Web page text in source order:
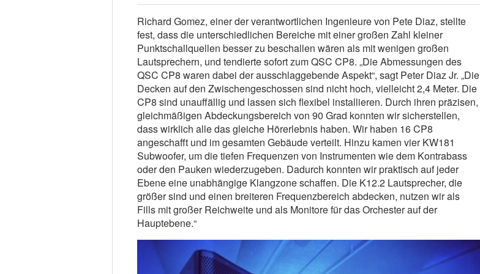
Richard Gomez, einer der verantwortlichen Ingenieure von Pete Diaz, stellte
fest, dass die unterschiedlichen Bereiche mit einer großen Zahl kleiner
Punktschallquellen besser zu beschallen wären als mit wenigen großen
Lautsprechern, und tendierte sofort zum QSC CP8. „Die Abmessungen des
QSC CP8 waren dabei der ausschlaggebende Aspekt“, sagt Peter Diaz Jr. „Die
Decken auf den Zwischengeschossen sind nicht hoch, vielleicht 2,4 Meter. Die
CP8 sind unauffällig und lassen sich flexibel installieren. Durch ihren präzisen,
gleichmäßigen Abdeckungsbereich von 90 Grad konnten wir sicherstellen,
dass wirklich alle das gleiche Hörerlebnis haben. Wir haben 16 CP8
angeschafft und im gesamten Gebäude verteilt. Hinzu kamen vier KW181
Subwoofer, um die tiefen Frequenzen von Instrumenten wie dem Kontrabass
oder den Pauken wiederzugeben. Dadurch konnten wir praktisch auf jeder
Ebene eine unabhängige Klangzone schaffen. Die K12.2 Lautsprecher, die
größer sind und einen breiteren Frequenzbereich abdecken, nutzen wir als
Fills mit großer Reichweite und als Monitore für das Orchester auf der
Hauptebene.“